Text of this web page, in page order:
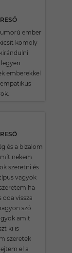
ember
komoly
emberekkel
és a bizalom
nekem
szeretni és
vagyok
ha
oda vissza
szó
amit
ki is
szeretek
el a